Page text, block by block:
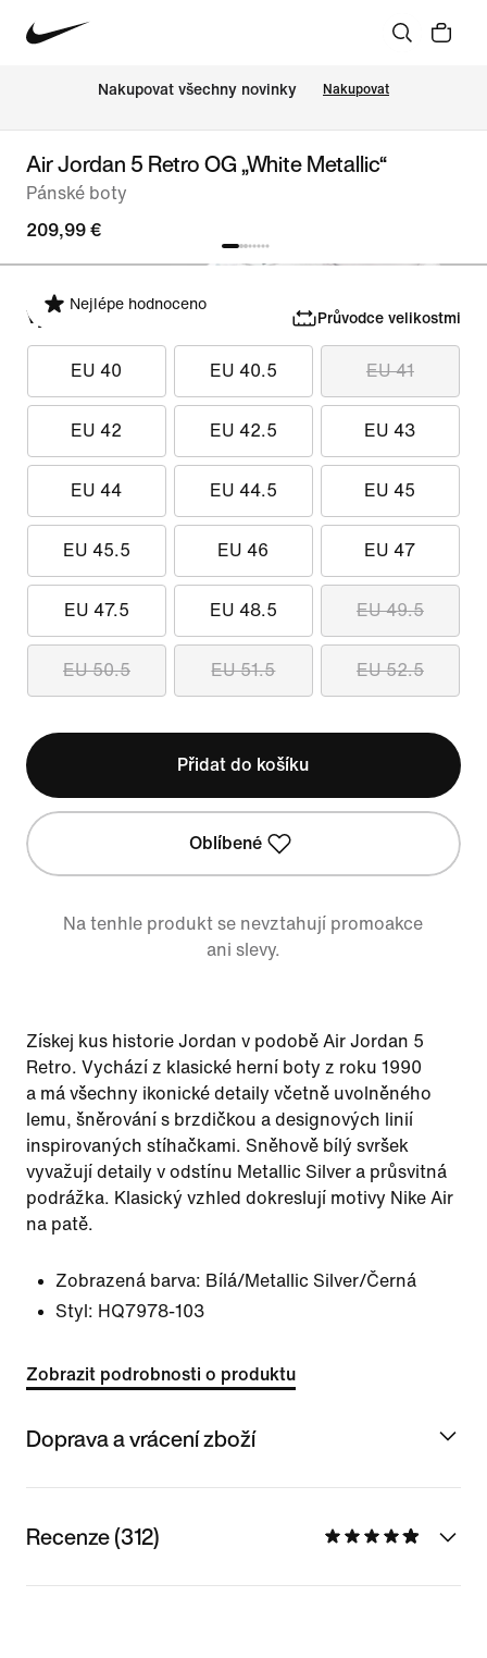
Nakupovat všechny novinky Nakupovat
Air Jordan 5 Retro OG „White Metallic“
Pánské boty
209,99 €
Nejlépe hodnoceno
Vyber velikost Průvodce velikostmi
EU 40 EU 40.5 EU 41
EU 42 EU 42.5 EU 43
EU 44 EU 44.5 EU 45
EU 45.5 EU 46 EU 47
EU 47.5 EU 48.5 EU 49.5
EU 50.5 EU 51.5 EU 52.5
Přidat do košíku
Oblíbené
Na tenhle produkt se nevztahují promoakce
ani slevy.
Získej kus historie Jordan v podobě Air Jordan 5
Retro. Vychází z klasické herní boty z roku 1990
a má všechny ikonické detaily včetně uvolněného
lemu, šněrování s brzdičkou a designových linií
inspirovaných stíhačkami. Sněhově bílý svršek
vyvažují detaily v odstínu Metallic Silver a průsvitná
podrážka. Klasický vzhled dokreslují motivy Nike Air
na patě.
Zobrazená barva: Bílá/Metallic Silver/Černá
Styl: HQ7978-103
Zobrazit podrobnosti o produktu
Doprava a vrácení zboží
Recenze (312)